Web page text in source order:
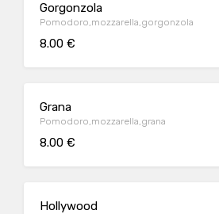
Gorgonzola
Pomodoro,mozzarella,gorgonzola
8.00 €
Grana
Pomodoro,mozzarella,grana
8.00 €
Hollywood